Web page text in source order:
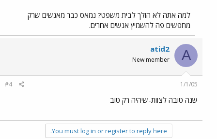
למה אתה לא הולך לבית משפט? נמאס כבר מאנשים שרק
מחפשים פה להשמיץ אנשים אחרים.
A
atid2
New member
1/1/05
#4
שנה טובה לצוות-שיהיה רק טוב
You must log in or register to reply here.